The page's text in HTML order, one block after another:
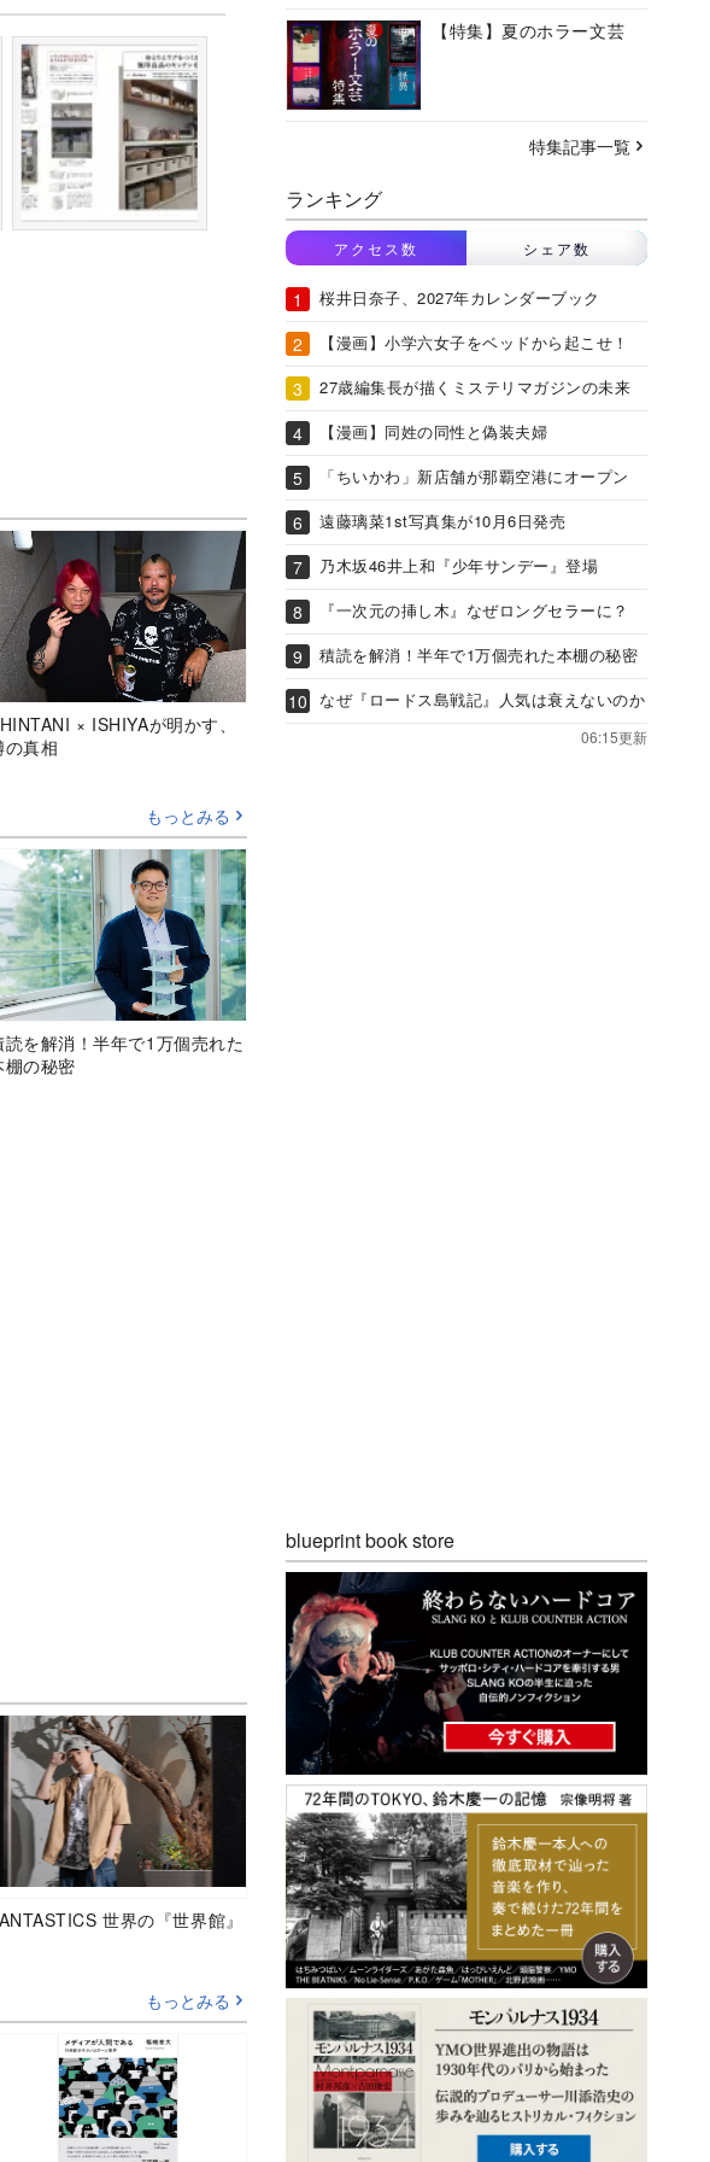
× ISHIYAが明かす、
の真相
もっとみる
読を解消！半年で1万個売れた
棚の秘密
世界の『世界館』
もっとみる
【特集】夏のホラー文芸
特集記事一覧
ランキング
アクセス数 シェア数
桜井日奈子、2027年カレンダーブック
【漫画】小学六女子をベッドから起こせ！
27歳編集長が描くミステリマガジンの未来
【漫画】同姓の同性と偽装夫婦
「ちいかわ」新店舗が那覇空港にオープン
遠藤璃菜1st写真集が10月6日発売
乃木坂46井上和『少年サンデー』登場
『一次元の挿し木』なぜロングセラーに？
積読を解消！半年で1万個売れた本棚の秘密
なぜ『ロードス島戦記』人気は衰えないのか
06:15更新
blueprint book store